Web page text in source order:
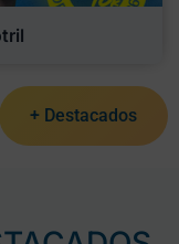
+ Destacados